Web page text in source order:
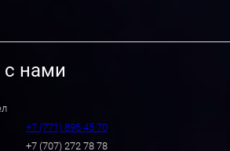
с нами
+7 (771) 895 45 70
+7 (707) 272 78 78